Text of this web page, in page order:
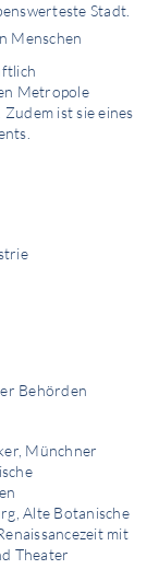
Stadt.
Menschen
Metropole
ist sie eines
Behörden
Münchner
Alte Botanische
mit
Theater